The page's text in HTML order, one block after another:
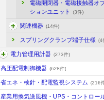
電磁開閉器・電磁接触器オ
ションユニット
(3件)
関連機器 (14件)
スプリングクランプ端子仕様 (4
電力管理用計器 (273件)
高圧配電制御機器 (628件)
省エネ・検針・配電監視システム (216
産業用換気送風機・UPS・コントロー